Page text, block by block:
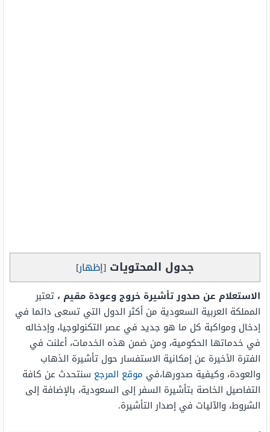
جدول المحتويات [إظهار]
الاستعلام عن صدور تأشيرة خروج وعودة مقيم ، تعتبر
المملكة العربية السعودية من أكثر الدول التي تسعى دائما في
إدخال ومواكبة كل ما هو جديد في عصر التكنولوجيا، وإدخاله
في خدماتها الحكومية، ومن ضمن هذه الخدمات، أعلنت في
الفترة الأخيرة عن إمكانية الاستفسار حول تأشيرة الذهاب
والعودة، وكيفية صدورها،في موقع المرجع سنتحدث عن كافة
التفاصيل الخاصة بتأشيرة السفر إلى السعودية، بالإضافة إلى
الشروط، والآليات في إصدار التأشيرة.